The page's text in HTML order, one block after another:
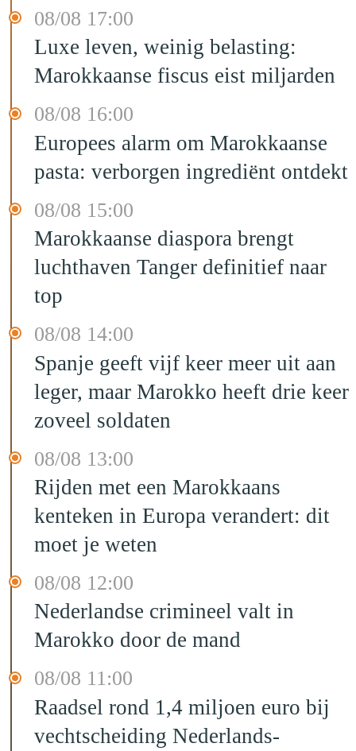
08/08 17:00
Luxe leven, weinig belasting:
Marokkaanse fiscus eist miljarden
08/08 16:00
Europees alarm om Marokkaanse
pasta: verborgen ingrediënt ontdekt
08/08 15:00
Marokkaanse diaspora brengt
luchthaven Tanger definitief naar
top
08/08 14:00
Spanje geeft vijf keer meer uit aan
leger, maar Marokko heeft drie keer
zoveel soldaten
08/08 13:00
Rijden met een Marokkaans
kenteken in Europa verandert: dit
moet je weten
08/08 12:00
Nederlandse crimineel valt in
Marokko door de mand
08/08 11:00
Raadsel rond 1,4 miljoen euro bij
vechtscheiding Nederlands-